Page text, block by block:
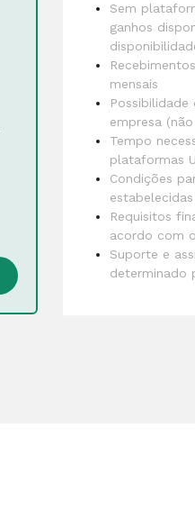
Sem
ganhos
mensais
empresa
Tempo
plataformas
Condições
Requisitos
acordo com
Suporte e
determinado